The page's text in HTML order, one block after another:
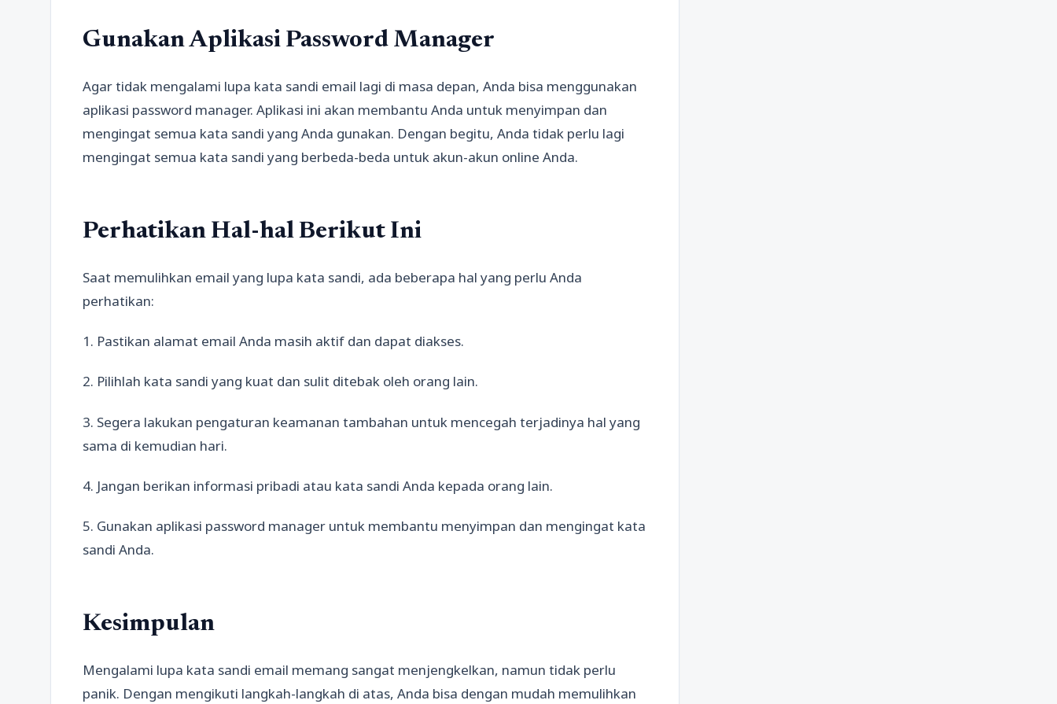
Gunakan Aplikasi Password Manager
Agar tidak mengalami lupa kata sandi email lagi di masa depan, Anda bisa menggunakan
aplikasi password manager. Aplikasi ini akan membantu Anda untuk menyimpan dan
mengingat semua kata sandi yang Anda gunakan. Dengan begitu, Anda tidak perlu lagi
mengingat semua kata sandi yang berbeda-beda untuk akun-akun online Anda.
Perhatikan Hal-hal Berikut Ini
Saat memulihkan email yang lupa kata sandi, ada beberapa hal yang perlu Anda
perhatikan:
1. Pastikan alamat email Anda masih aktif dan dapat diakses.
2. Pilihlah kata sandi yang kuat dan sulit ditebak oleh orang lain.
3. Segera lakukan pengaturan keamanan tambahan untuk mencegah terjadinya hal yang
sama di kemudian hari.
4. Jangan berikan informasi pribadi atau kata sandi Anda kepada orang lain.
5. Gunakan aplikasi password manager untuk membantu menyimpan dan mengingat kata
sandi Anda.
Kesimpulan
Mengalami lupa kata sandi email memang sangat menjengkelkan, namun tidak perlu
panik. Dengan mengikuti langkah-langkah di atas, Anda bisa dengan mudah memulihkan